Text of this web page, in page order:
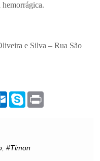
hemorrágica.
e Silva – Rua São
O
k
.
S
, #Timon